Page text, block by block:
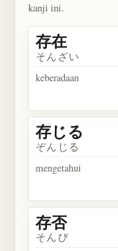
kanji ini.
存在
そんざい
keberadaan
存じる
ぞんじる
mengetahui
存否
そんぴ